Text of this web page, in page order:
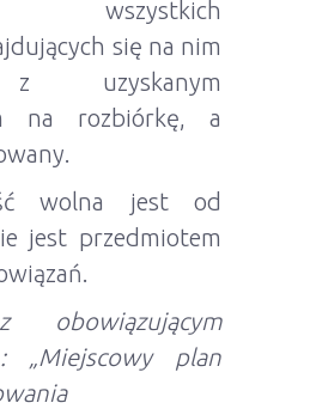
wszystkich
się na nim
uzyskanym
na rozbiórkę, a
wolna jest od
jest przedmiotem
obowiązującym
„Miejscowy plan